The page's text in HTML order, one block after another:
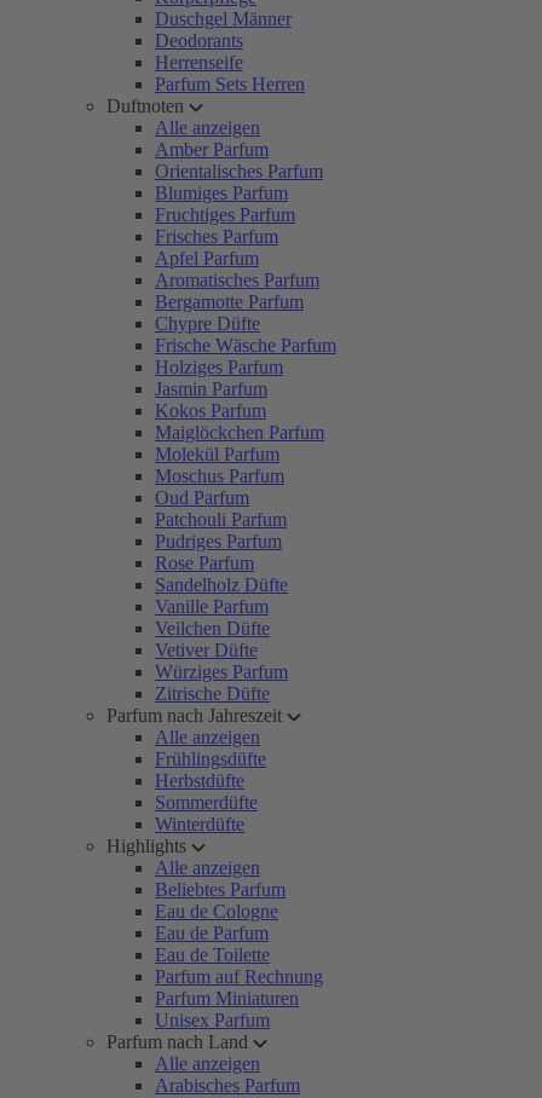
Duschgel Männer
Deodorants
Herrenseife
Parfum Sets Herren
Duftnoten
Alle anzeigen
Amber Parfum
Orientalisches Parfum
Blumiges Parfum
Fruchtiges Parfum
Frisches Parfum
Apfel Parfum
Aromatisches Parfum
Bergamotte Parfum
Chypre Düfte
Frische Wäsche Parfum
Holziges Parfum
Jasmin Parfum
Kokos Parfum
Maiglöckchen Parfum
Molekül Parfum
Moschus Parfum
Oud Parfum
Patchouli Parfum
Pudriges Parfum
Rose Parfum
Sandelholz Düfte
Vanille Parfum
Veilchen Düfte
Vetiver Düfte
Würziges Parfum
Zitrische Düfte
Parfum nach Jahreszeit
Alle anzeigen
Frühlingsdüfte
Herbstdüfte
Sommerdüfte
Winterdüfte
Highlights
Alle anzeigen
Beliebtes Parfum
Eau de Cologne
Eau de Parfum
Eau de Toilette
Parfum auf Rechnung
Parfum Miniaturen
Unisex Parfum
Parfum nach Land
Alle anzeigen
Arabisches Parfum